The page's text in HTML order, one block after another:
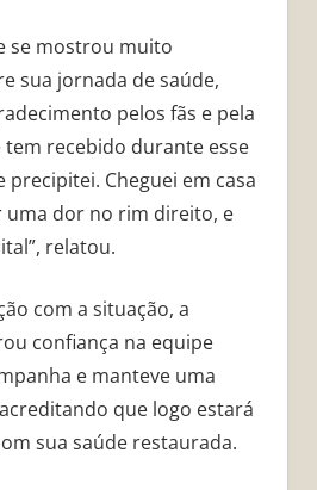
se mostrou muito
sua jornada de saúde,
pelos fãs e pela
recebido durante esse
precipitei. Cheguei em casa
uma dor no rim direito, e
relatou.
com a situação, a
confiança na equipe
e manteve uma
que logo estará
sua saúde restaurada.